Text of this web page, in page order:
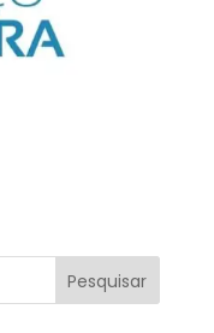
Pesquisar